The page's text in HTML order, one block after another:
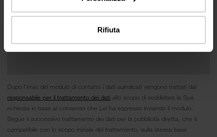
Rifiuta
Dopo l’invio del modulo di contatto i dati suindicati vengono trattati dal
responsabile per il trattamento dei dati allo scopo di soddisfare la Sua
richiesta in base al consenso che Lei ha espresso inviando il modulo.
Segue il successivo trattamento dei dati per la pubblicità diretta, che è
compatibile con lo scopo iniziale del trattamento, sulla stessa base